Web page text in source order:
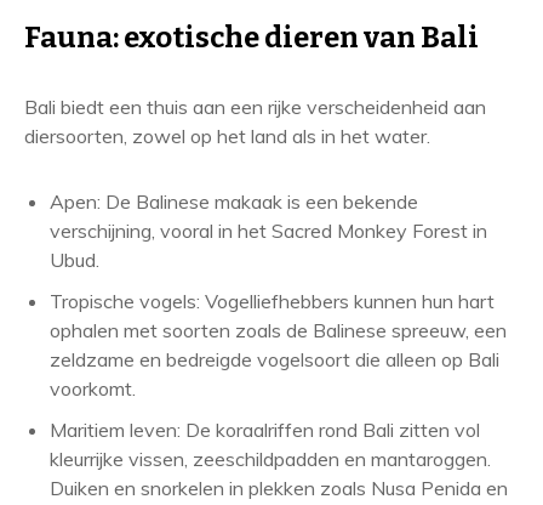
Fauna: exotische dieren van Bali
Bali biedt een thuis aan een rijke verscheidenheid aan
diersoorten, zowel op het land als in het water.
Apen: De Balinese makaak is een bekende
verschijning, vooral in het Sacred Monkey Forest in
Ubud.
Tropische vogels: Vogelliefhebbers kunnen hun hart
ophalen met soorten zoals de Balinese spreeuw, een
zeldzame en bedreigde vogelsoort die alleen op Bali
voorkomt.
Maritiem leven: De koraalriffen rond Bali zitten vol
kleurrijke vissen, zeeschildpadden en mantaroggen.
Duiken en snorkelen in plekken zoals Nusa Penida en